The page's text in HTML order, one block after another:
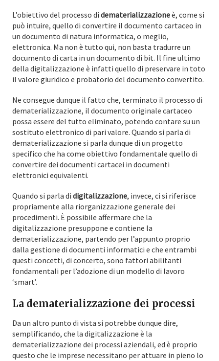
L’obiettivo del processo di dematerializzazioneè, come si
può intuire, quello di convertire il documento cartaceo in
un documento di natura informatica, o meglio,
elettronica. Ma non è tutto qui, non basta tradurre un
documento di carta in un documento di bit. Il fine ultimo
della digitalizzazione è infatti quello di preservare in toto
il valore giuridico e probatorio del documento convertito.
Ne consegue dunque il fatto che, terminato il processo di
dematerializzazione, il documento originale cartaceo
possa essere del tutto eliminato, potendo contare su un
sostituto elettronico di pari valore. Quando si parla di
dematerializzazione si parla dunque di un progetto
specifico che ha come obiettivo fondamentale quello di
convertire dei documenti cartacei in documenti
elettronici equivalenti.
Quando si parla di digitalizzazione, invece, ci si riferisce
propriamente alla riorganizzazione generale dei
procedimenti. È possibile affermare che la
digitalizzazione presuppone e contiene la
dematerializzazione, partendo per l’appunto proprio
dalla gestione di documenti informatici e che entrambi
questi concetti, di concerto, sono fattori abilitanti
fondamentali per l’adozione di un modello di lavoro
‘smart’.
La dematerializzazione dei processi
Da un altro punto di vista si potrebbe dunque dire,
semplificando, che la digitalizzazione è la
dematerializzazione dei processi aziendali, ed è proprio
questo che le imprese necessitano per attuare in pieno lo